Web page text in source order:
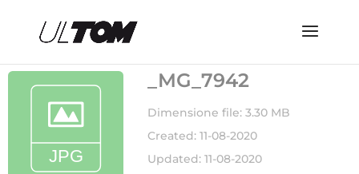
_MG_7942
Dimensione file: 3.30 MB
Created: 11-08-2020
Updated: 11-08-2020